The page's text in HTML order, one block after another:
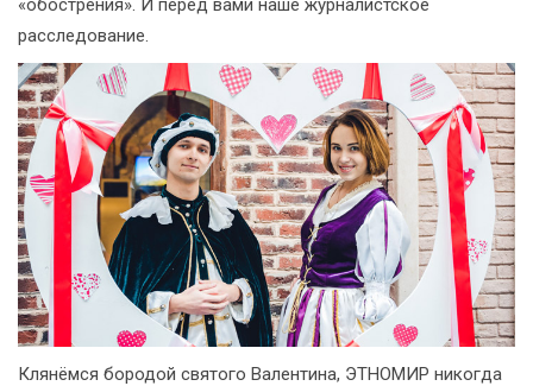
«обострения». И перед вами наше журналистское
расследование.
Клянёмся бородой святого Валентина, ЭТНОМИР никогда